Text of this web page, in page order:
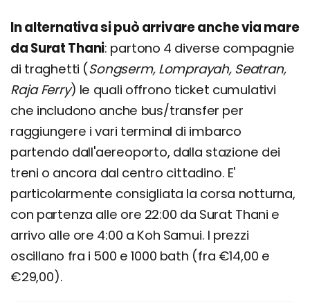
In alternativa si può arrivare anche via mare
da Surat Thani: partono 4 diverse compagnie
di traghetti (Songserm, Lomprayah, Seatran,
Raja Ferry) le quali offrono ticket cumulativi
che includono anche bus/transfer per
raggiungere i vari terminal di imbarco
partendo dall'aereoporto, dalla stazione dei
treni o ancora dal centro cittadino. E'
particolarmente consigliata la corsa notturna,
con partenza alle ore 22:00 da Surat Thani e
arrivo alle ore 4:00 a Koh Samui. I prezzi
oscillano fra i 500 e 1000 bath (fra €14,00 e
€29,00).